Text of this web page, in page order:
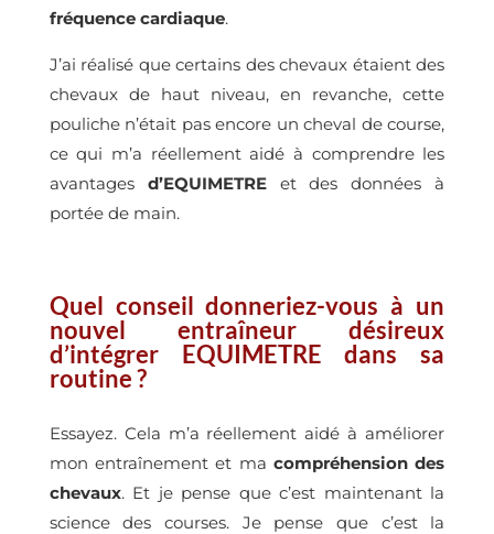
fréquence cardiaque.
J’ai réalisé que certains des chevaux étaient des
chevaux de haut niveau, en revanche, cette
pouliche n’était pas encore un cheval de course,
ce qui m’a réellement aidé à comprendre les
avantages d’EQUIMETREet des données à
portée de main.
Quel conseil donneriez-vous à un
nouvel entraîneur désireux
d’intégrer EQUIMETRE dans sa
routine ?
Essayez. Cela m’a réellement aidé à améliorer
mon entraînement et ma compréhension des
chevaux. Et je pense que c’est maintenant la
science des courses. Je pense que c’est la